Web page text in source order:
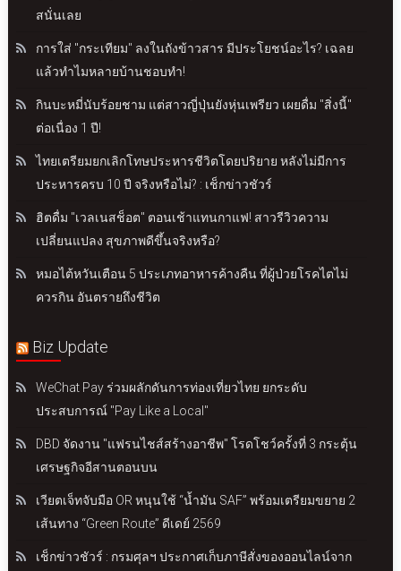
สนั่นเลย
การใส่ "กระเทียม" ลงในถังข้าวสาร มีประโยชน์อะไร? เฉลย
แล้วทำไมหลายบ้านชอบทำ!
กินบะหมี่นับร้อยชาม แต่สาวญี่ปุ่นยังหุ่นเพรียว เผยดื่ม "สิ่งนี้"
ต่อเนื่อง 1 ปี!
ไทยเตรียมยกเลิกโทษประหารชีวิตโดยปริยาย หลังไม่มีการ
ประหารครบ 10 ปี จริงหรือไม่? : เช็กข่าวชัวร์
ฮิตดื่ม "เวลเนสช็อต" ตอนเช้าแทนกาแฟ! สาวรีวิวความ
เปลี่ยนแปลง สุขภาพดีขึ้นจริงหรือ?
หมอไต้หวันเตือน 5 ประเภทอาหารค้างคืน ที่ผู้ป่วยโรคไตไม่
ควรกิน อันตรายถึงชีวิต
Biz Update
WeChat Pay ร่วมผลักดันการท่องเที่ยวไทย ยกระดับ
ประสบการณ์ "Pay Like a Local"
DBD จัดงาน "แฟรนไชส์สร้างอาชีพ" โรดโชว์ครั้งที่ 3 กระตุ้น
เศรษฐกิจอีสานตอนบน
เวียตเจ็ทจับมือ OR หนุนใช้ “น้ำมัน SAF” พร้อมเตรียมขยาย 2
เส้นทาง “Green Route” ดีเดย์ 2569
เช็กข่าวชัวร์ : กรมศุลฯ ประกาศเก็บภาษีสั่งของออนไลน์จาก